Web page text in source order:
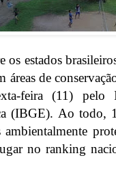
os estados
áreas de
feira (11) pelo
(IBGE). Ao todo,
ambientalmente
no ranking